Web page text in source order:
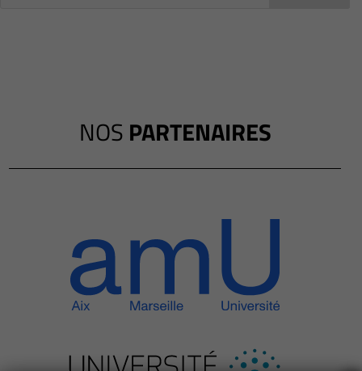
NOS PARTENAIRES